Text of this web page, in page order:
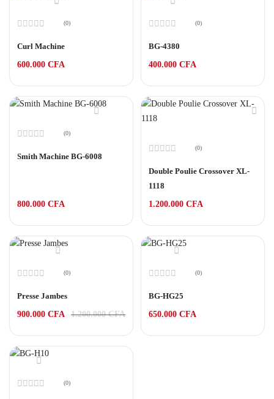
0
5
(0)
Curl Machine
600.000 CFA
0
5
(0)
BG-4380
400.000 CFA
0
(0)
Smith Machine BG-6008
800.000 CFA
0
5
(0)
Double Poulie Crossover XL-
1118
1.200.000 CFA
0
5
(0)
Presse Jambes
1.200.000CFA
900.000 CFA
0
5
(0)
BG-HG25
650.000 CFA
(0)